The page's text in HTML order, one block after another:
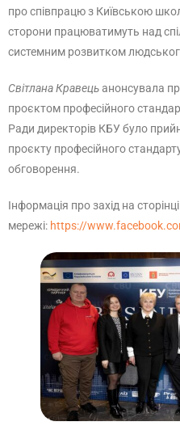
про співпрацю з Київською
сторони працюватимуть над
системним розвитком
Світлана Кравецьанонсувала
проєктом професійного
Ради директорів КБУ було
проєкту професійного
обговорення.
Інформація про захід на
мережі: https://